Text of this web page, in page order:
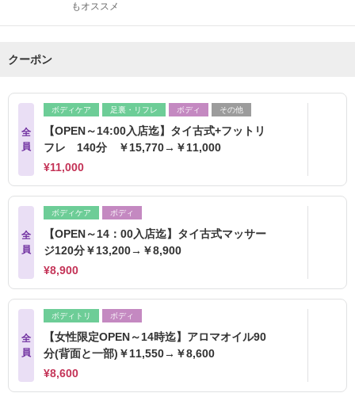
もオススメ
クーポン
全
員
ボディケア 足裏・リフレ ボディ その他
【OPEN～14:00入店迄】タイ古式+フットリ
フレ 140分 ￥15,770→￥11,000
¥11,000
全
員
ボディケア ボディ
【OPEN～14：00入店迄】タイ古式マッサー
ジ120分￥13,200→￥8,900
¥8,900
全
員
ボディトリ ボディ
【女性限定OPEN～14時迄】アロマオイル90
分(背面と一部)￥11,550→￥8,600
¥8,600